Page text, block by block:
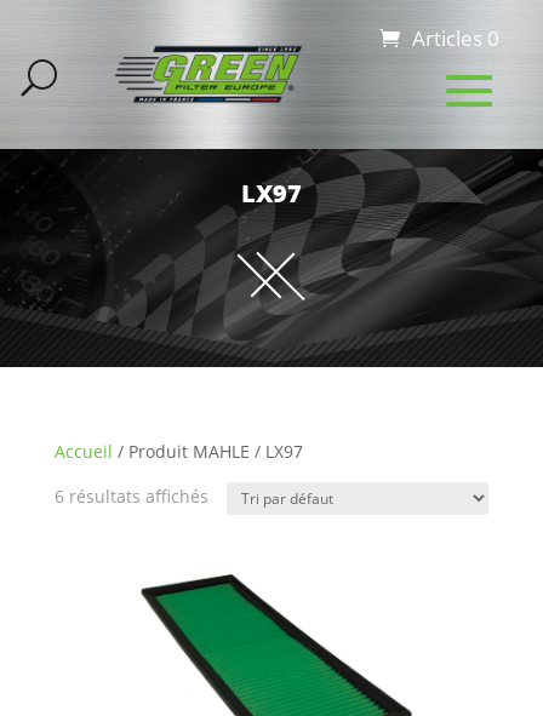
Articles 0
LX97
Accueil / Produit MAHLE / LX97
6 résultats affichés